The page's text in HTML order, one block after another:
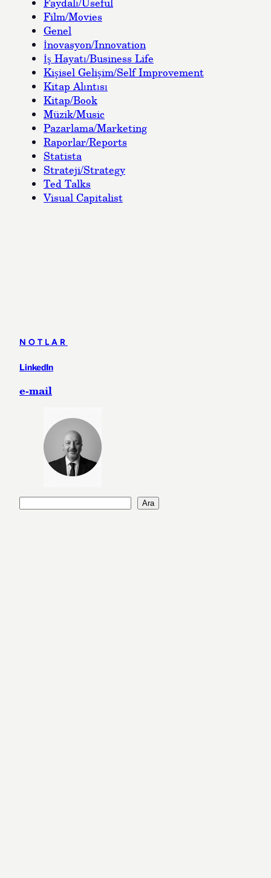
Film/Movies
Genel
İnovasyon/Innovation
İş Hayatı/Business Life
Kişisel Gelişim/Self Improvement
Kitap Alıntısı
Kitap/Book
Müzik/Music
Pazarlama/Marketing
Raporlar/Reports
Statista
Strateji/Strategy
Ted Talks
Visual Capitalist
NOTLAR
LinkedIn
e-mail
Ara